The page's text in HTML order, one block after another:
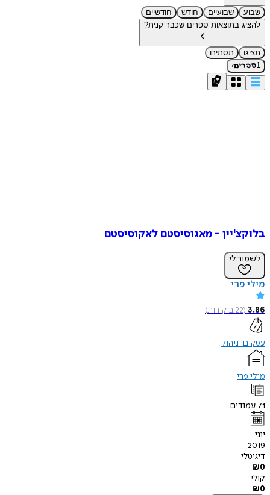
שבוע שבועיים חודש
חודשיים
להציג בתוצאות ספרים שכבר קנית?
תציגו
תסתירו
1ספרים›
בלוקצ'יין - מאגוסיסטם לאקוסיסטם
לשמור לי
מילי פרי
3.86
(
22ביקורות)
עסקים וניהול
מילי פרי
71 עמודים
יוני
2019
דיגיטלי
₪0
קולי
₪0